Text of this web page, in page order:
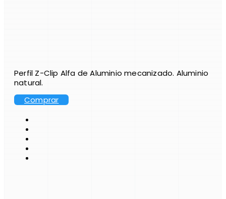
Perfil Z-Clip Alfa de Aluminio mecanizado. Aluminio
natural.
Comprar